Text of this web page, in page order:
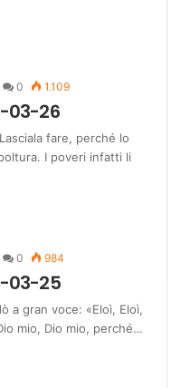
0 1.109
03-26
fare, perché lo
I poveri infatti li
0 984
03-25
a gran voce: «Eloì, Eloì,
mio, Dio mio, perché…